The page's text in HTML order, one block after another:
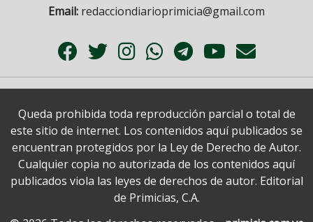
Email: redacciondiarioprimicia@gmail.com
Queda prohibida toda reproducción parcial o total de
este sitio de internet. Los contenidos aquí publicados se
encuentran protegidos por la Ley de Derecho de Autor.
Cualquier copia no autorizada de los contenidos aquí
publicados viola las leyes de derechos de autor. Editorial
de Primicias, C.A.